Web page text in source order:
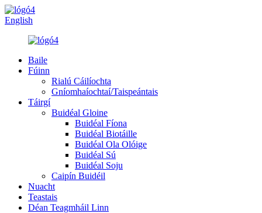
English
Baile
Fúinn
Rialú Cáilíochta
Gníomhaíochtaí/Taispeántais
Táirgí
Buidéal Gloine
Buidéal Fíona
Buidéal Biotáille
Buidéal Ola Olóige
Buidéal Sú
Buidéal Soju
Caipín Buidéil
Nuacht
Teastais
Déan Teagmháil Linn